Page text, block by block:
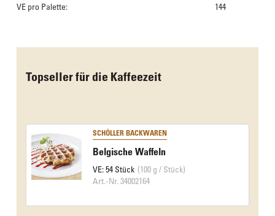
VE pro Palette:
144
Topseller für die Kaffeezeit
SCHÖLLER BACKWAREN
Belgische Waffeln
VE: 54 Stück (100 g / Stück)
Art.-Nr. 34002164